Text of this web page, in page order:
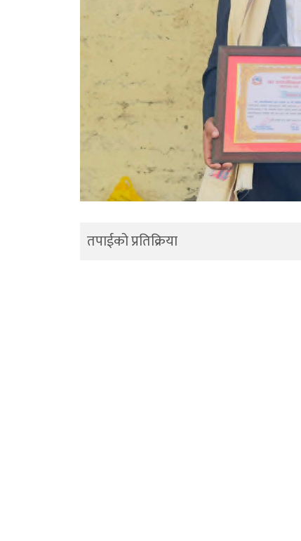
तपाईको प्रतिक्रिया